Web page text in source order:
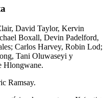
David Taylor, Kervin
Boxall, Devin Padelford,
Carlos Harvey, Robin Lod;
Tani Oluwaseyi y
Hlongwane.
Ramsay.